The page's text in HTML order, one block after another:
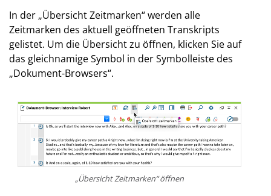
In der „Übersicht Zeitmarken“ werden alle
Zeitmarken des aktuell geöffneten Transkripts
gelistet. Um die Übersicht zu öffnen, klicken Sie auf
das gleichnamige Symbol in der Symbolleiste des
„Dokument-Browsers“.
„Übersicht Zeitmarken“ öffnen